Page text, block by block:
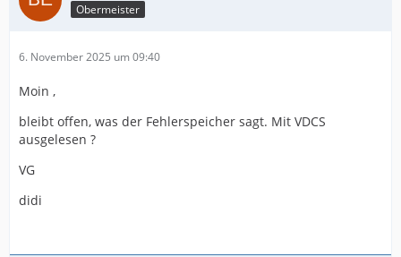
Obermeister
6. November 2025 um 09:40
Moin ,
bleibt offen, was der Fehlerspeicher sagt. Mit VDCS
ausgelesen ?
VG
didi